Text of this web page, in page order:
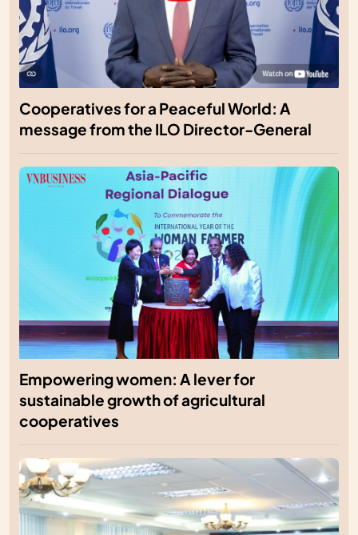
Cooperatives for a Peaceful World: A
message from the ILO Director-General
Empowering women: A lever for
sustainable growth of agricultural
cooperatives